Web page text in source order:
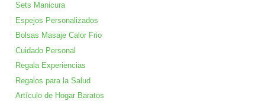
Sets Manicura
Espejos Personalizados
Bolsas Masaje Calor Frio
Cuidado Personal
Regala Experiencias
Regalos para la Salud
Artículo de Hogar Baratos